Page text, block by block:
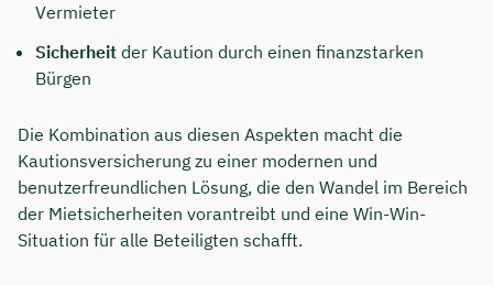
Vermieter
Sicherheit der Kaution durch einen finanzstarken
Bürgen
Die Kombination aus diesen Aspekten macht die
Kautionsversicherung zu einer modernen und
benutzerfreundlichen Lösung, die den Wandel im Bereich
der Mietsicherheiten vorantreibt und eine Win-Win-
Situation für alle Beteiligten schafft.